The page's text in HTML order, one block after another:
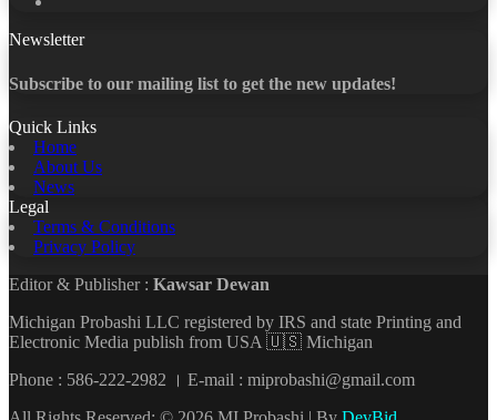
Newsletter
Subscribe to our mailing list to get the new updates!
Quick Links
Home
About Us
News
Legal
Terms & Conditions
Privacy Policy
Editor & Publisher : Kawsar Dewan
Michigan Probashi LLC registered by IRS and state Printing and
Electronic Media publish from USA 🇺🇸 Michigan
Phone : 586-222-2982 । E-mail : miprobashi@gmail.com